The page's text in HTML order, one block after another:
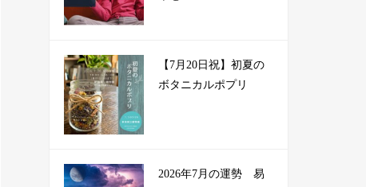
【7月20日祝】初夏の
ボタニカルポプリ
2026年7月の運勢 易